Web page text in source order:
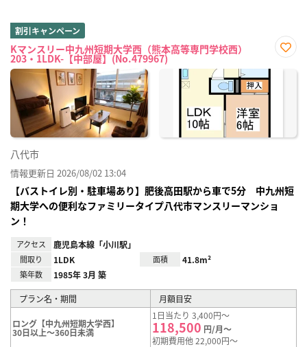
割引キャンペーン
Kマンスリー中九州短期大学西（熊本高等専門学校西）
203・1LDK-【中部屋】(No.479967)
に入
八代市
情報更新日 2026/08/02 13:04
【バストイレ別・駐車場あり】肥後高田駅から車で5分 中九州短
期大学への便利なファミリータイプ八代市マンスリーマンショ
ン！
アクセス 鹿児島本線「小川駅」
間取り 1LDK 面積 41.8m²
築年数 1985年 3月 築
プラン名・期間 月額目安
ロング【中九州短期大学西】
30日以上～360日未満
1日当たり 3,400円～
118,500 円/月～
初期費用他 22,000円～